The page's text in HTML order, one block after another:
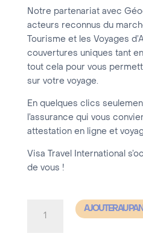
Notre partenariat avec
acteurs reconnus du
Tourisme et les Voyages
couvertures uniques tant
tout cela pour vous
sur votre voyage.
En quelques clics
l’assurance qui vous
attestation en ligne et
Visa Travel International
de vous !
AJOUTER AU